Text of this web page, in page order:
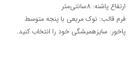
ارتفاع پاشنه: 8سانتی‌متر
فرم قالب: نوک مربعی با پنجه متوسط
پاخور: سایزهمیشگی خود را انتخاب کنید.